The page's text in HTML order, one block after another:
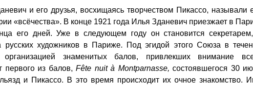
и его друзья, восхищаясь творчеством Пикассо, называли
«всёчества». В конце 1921 года Илья Зданевич приезжает в
его дней. Уже в следующем году он становится
русских художников в Париже. Под эгидой этого Союза в
знаменитых балов, привлекших внимание
первого из балов,Fête nuità Montparnasse,состоявшегося 30
и Пикассо. В это время происходит их очное знакомство.